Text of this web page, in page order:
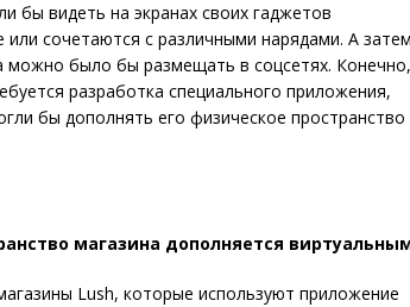
бы видеть на экранах своих гаджетов
сочетаются с различными нарядами. А затем
было бы размещать в соц­сетях. Конечно,
разработка специального приложения,
бы дополнять его физическое пространство
магазина дополняется
Lush, которые используют приложение